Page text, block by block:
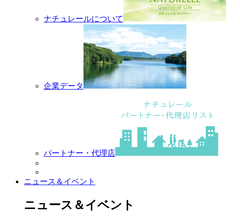
ナチュレールについて
企業データ
パートナー・代理店
ニュース＆イベント
ニュース＆イベント